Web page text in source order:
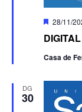
28/11/
Casa de
DG
30